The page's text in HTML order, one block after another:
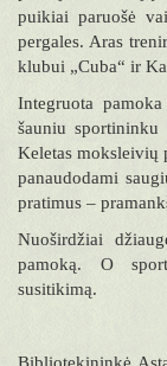
puikiai paruošė
pergales. Aras
klubui „Cuba“ ir
Integruota
šauniu
Keletas moksleivių
panaudodami
pratimus –
Nuoširdžiai
pamoką. O
susitikimą.